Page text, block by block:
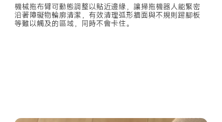
機械拖布臂可動態調整以貼近邊緣，讓掃拖機器人能緊密
沿著障礙物輪廓清潔，有效清理弧形牆面與不規則踢腳板
等難以觸及的區域，同時不會卡住。